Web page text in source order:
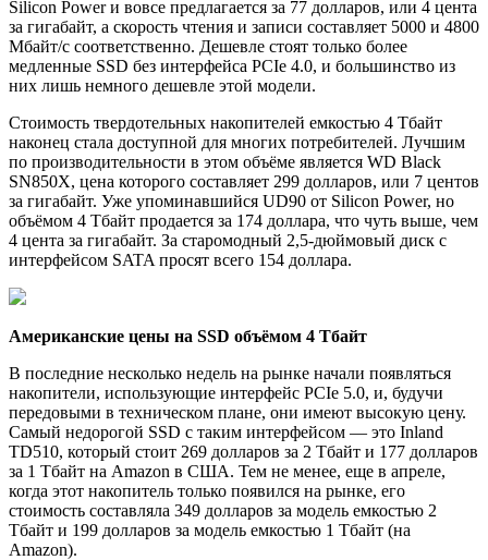
Silicon Power и вовсе предлагается за 77 долларов, или 4 цента
за гигабайт, а скорость чтения и записи составляет 5000 и 4800
Мбайт/с соответственно. Дешевле стоят только более
медленные SSD без интерфейса PCIe 4.0, и большинство из
них лишь немного дешевле этой модели.
Стоимость твердотельных накопителей емкостью 4 Тбайт
наконец стала доступной для многих потребителей. Лучшим
по производительности в этом объёме является WD Black
SN850X, цена которого составляет 299 долларов, или 7 центов
за гигабайт. Уже упоминавшийся UD90 от Silicon Power, но
объёмом 4 Тбайт продается за 174 доллара, что чуть выше, чем
4 цента за гигабайт. За старомодный 2,5-дюймовый диск с
интерфейсом SATA просят всего 154 доллара.
Американские цены на SSD объёмом 4 Тбайт
В последние несколько недель на рынке начали появляться
накопители, использующие интерфейс PCIe 5.0, и, будучи
передовыми в техническом плане, они имеют высокую цену.
Самый недорогой SSD с таким интерфейсом — это Inland
TD510, который стоит 269 долларов за 2 Тбайт и 177 долларов
за 1 Тбайт на Amazon в США. Тем не менее, еще в апреле,
когда этот накопитель только появился на рынке, его
стоимость составляла 349 долларов за модель емкостью 2
Тбайт и 199 долларов за модель емкостью 1 Тбайт (на
Amazon).